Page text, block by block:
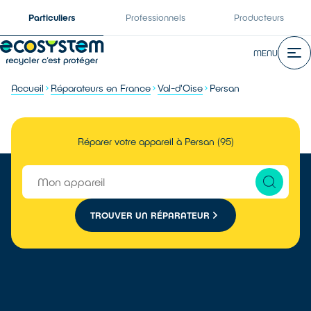
Particuliers Professionnels Producteurs
MENU
Accueil Réparateurs en France Val-d'Oise Persan
Réparer votre appareil à Persan (95)
TROUVER UN RÉPARATEUR